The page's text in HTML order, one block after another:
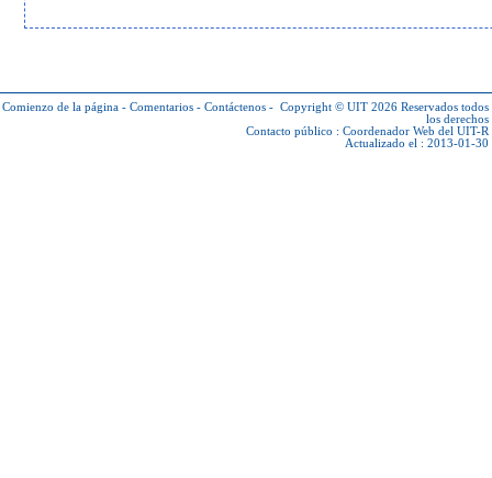
Comienzo de la página - Comentarios - Contáctenos - Copyright © UIT 2026 Reservados todos
los derechos
Contacto público : Coordenador Web del UIT-R
Actualizado el : 2013-01-30